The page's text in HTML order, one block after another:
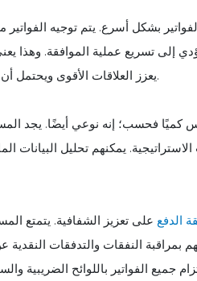
تسريع عملية الموافقة. وهذا يعني
يعزز العلاقات الأقوى ويحتمل أن يفتح الأبواب لشروط وخصومات مواتية.
كميًا فحسب؛ إنه نوعي أيضًا. يجد
يمكنهم تحليل البيانات
الدفع على تعزيز الشفافية. يتمتع
بمراقبة النفقات والتدفقات
جميع الفواتير باللوائح الضريبية